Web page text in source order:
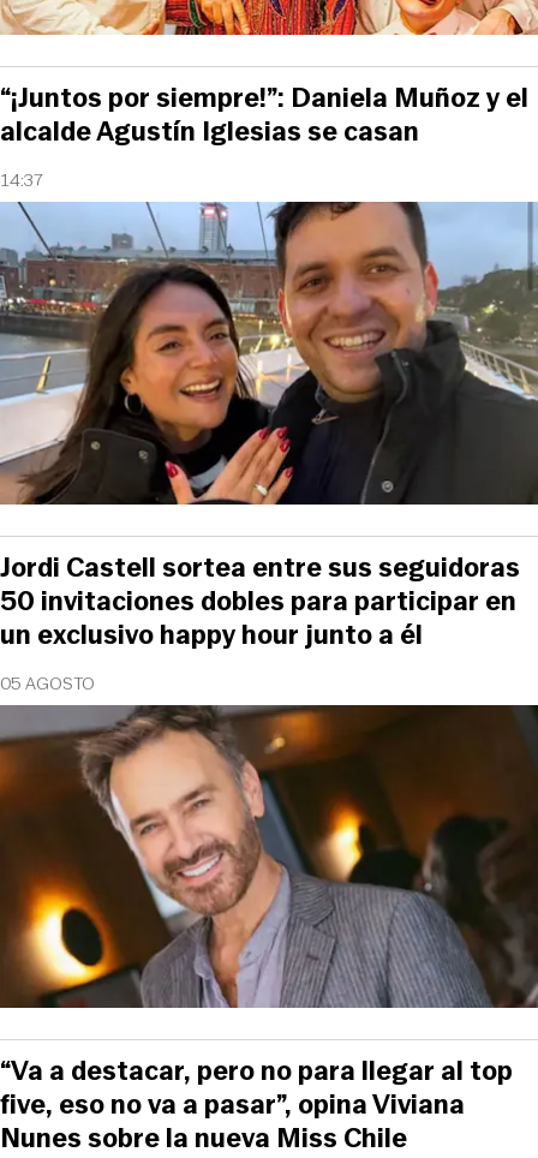
14:37
“¡Juntos por siempre!”: Daniela Muñoz y el
alcalde Agustín Iglesias se casan
05 AGOSTO
Jordi Castell sortea entre sus seguidoras
50 invitaciones dobles para participar en
un exclusivo happy hour junto a él
“Va a destacar, pero no para llegar al top
five, eso no va a pasar”, opina Viviana
Nunes sobre la nueva Miss Chile